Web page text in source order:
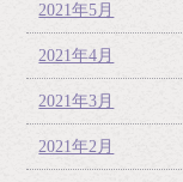
2021年5月
2021年4月
2021年3月
2021年2月